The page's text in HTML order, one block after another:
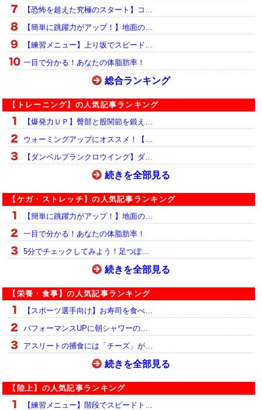
【恐怖を超えた究極のスタート】コ…
【簡単に跳躍力がアップ！】地面の…
【練習メニュー】上り坂でスピード…
一目で分かる！あなたの体脂肪率！
総合ランキング
【トレーニング】の人気記事ランキング
【爆発力ＵＰ】臀部と股関節を鍛え…
ウォーミングアップにオススメ！【…
【ダンベルプランクロウイング】ダ…
続きを全部見る
【ケガ・ストレッチ】の人気記事ランキング
【簡単に跳躍力がアップ！】地面の…
一目で分かる！あなたの体脂肪率！
5分でチェックしてみよう！足つぼ…
続きを全部見る
【栄養・食事】の人気記事ランキング
【スポーツ選手向け】お寿司を食べ…
パフォーマンスUPに朝シャワーの…
アスリートの捕食には「チーズ」が…
続きを全部見る
【陸上】の人気記事ランキング
【練習メニュー】階段でスピードト…